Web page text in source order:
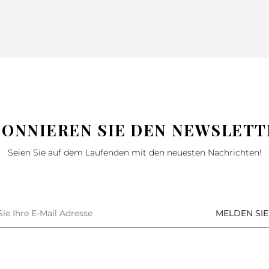
SIE DEN
Seien Sie auf dem Laufenden mit den neuesten Nachrichten!